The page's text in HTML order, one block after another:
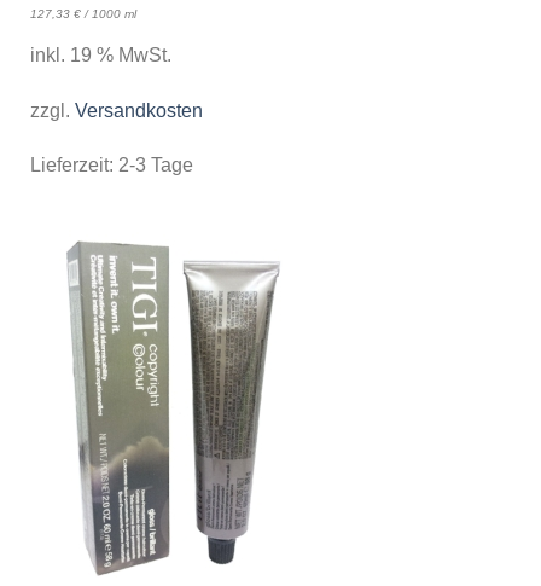
127,33 €/ 1000 ml
inkl. 19 % MwSt.
zzgl. Versandkosten
Lieferzeit: 2-3 Tage